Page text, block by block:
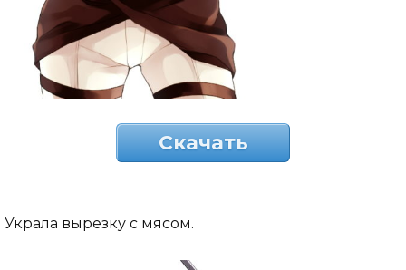
Скачать
Украла вырезку с мясом.